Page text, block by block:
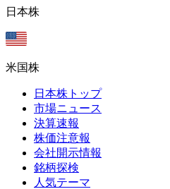
日本株
米国株
日本株トップ
市場ニュース
決算速報
株価注意報
会社開示情報
銘柄探検
人気テーマ